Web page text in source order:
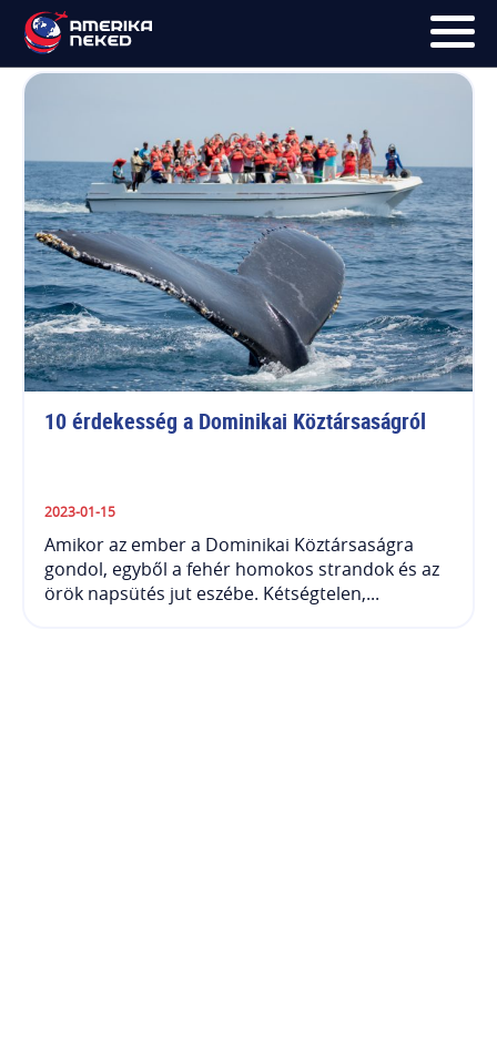
UTAK
HÍRLEVÉL
BLOG
RÓLUNK
KÉPEK
Santo Domingo
10 érdekesség a Dominikai Köztársaságról
2023-01-15
Amikor az ember a Dominikai Köztársaságra
gondol, egyből a fehér homokos strandok és az
örök napsütés jut eszébe. Kétségtelen,...